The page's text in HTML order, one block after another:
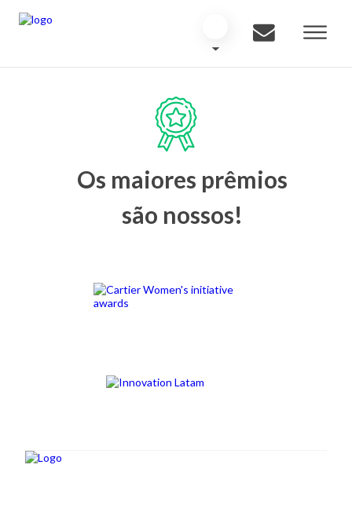
Os maiores prêmios
são nossos!